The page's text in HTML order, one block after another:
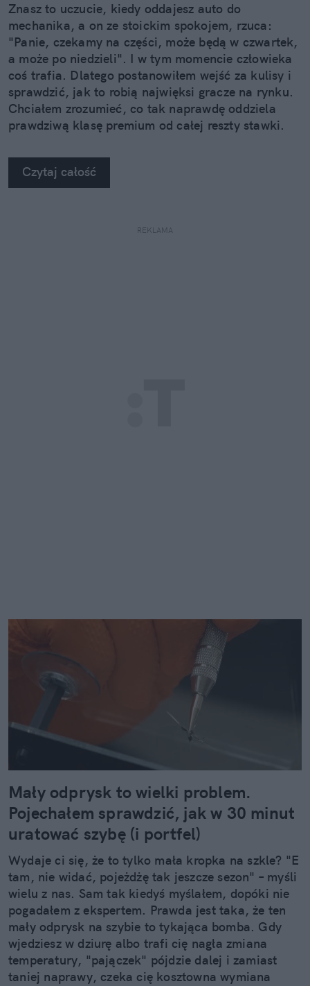
Znasz to uczucie, kiedy oddajesz auto do
mechanika, a on ze stoickim spokojem, rzuca:
"Panie, czekamy na części, może będą w czwartek,
a może po niedzieli". I w tym momencie człowieka
coś trafia. Dlatego postanowiłem wejść za kulisy i
sprawdzić, jak to robią najwięksi gracze na rynku.
Chciałem zrozumieć, co tak naprawdę oddziela
prawdziwą klasę premium od całej reszty stawki.
się za głowę.
Czytaj całość
REKLAMA
Mały odprysk to wielki problem.
Pojechałem sprawdzić, jak w 30 minut
uratować szybę (i portfel)
Wydaje ci się, że to tylko mała kropka na szkle? "E
tam, nie widać, pojeżdżę tak jeszcze sezon" – myśli
wielu z nas. Sam tak kiedyś myślałem, dopóki nie
pogadałem z ekspertem. Prawda jest taka, że ten
mały odprysk na szybie to tykająca bomba. Gdy
wjedziesz w dziurę albo trafi cię nagła zmiana
temperatury, "pajączek" pójdzie dalej i zamiast
taniej naprawy, czeka cię kosztowna wymiana